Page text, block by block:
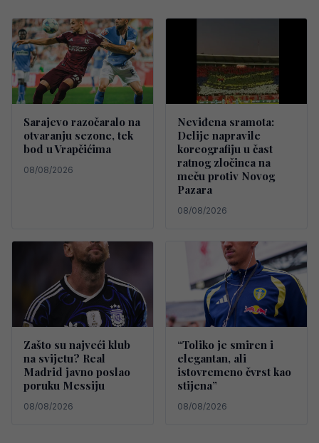
Sarajevo razočaralo na
otvaranju sezone, tek
bod u Vrapčićima
08/08/2026
Neviđena sramota:
Delije napravile
koreografiju u čast
ratnog zločinca na
meču protiv Novog
Pazara
08/08/2026
Zašto su najveći klub
na svijetu? Real
Madrid javno poslao
poruku Messiju
08/08/2026
“Toliko je smiren i
elegantan, ali
istovremeno čvrst kao
stijena”
08/08/2026